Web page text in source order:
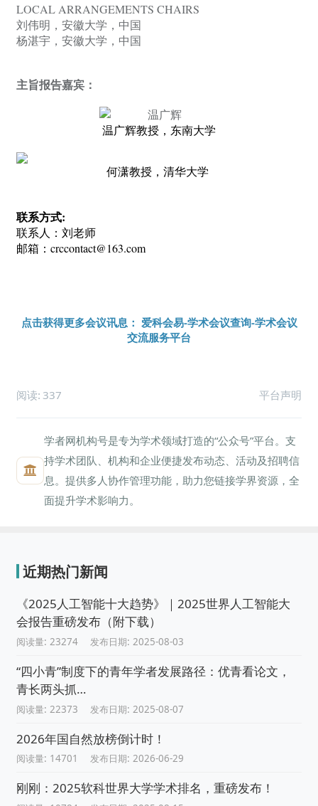
LOCAL ARRANGEMENTS CHAIRS
刘伟明，安徽大学，中国
杨湛宇，安徽大学，中国
主旨报告嘉宾：
温广辉教授，东南大学
何潇教授，清华大学
联系方式:
联系人：刘老师
邮箱：crccontact@163.com
点击获得更多会议讯息： 爱科会易-学术会议查询-学术会议
交流服务平台
阅读: 337 平台声明
学者网机构号是专为学术领域打造的“公众号”平台。支
持学术团队、机构和企业便捷发布动态、活动及招聘信
息。提供多人协作管理功能，助力您链接学界资源，全
面提升学术影响力。
近期热门新闻
《2025人工智能十大趋势》｜2025世界人工智能大
会报告重磅发布（附下载）
阅读量: 23274 发布日期: 2025-08-03
“四小青”制度下的青年学者发展路径：优青看论文，
青长两头抓…
阅读量: 22373 发布日期: 2025-08-07
2026年国自然放榜倒计时！
阅读量: 14701 发布日期: 2026-06-29
刚刚：2025软科世界大学学术排名，重磅发布！